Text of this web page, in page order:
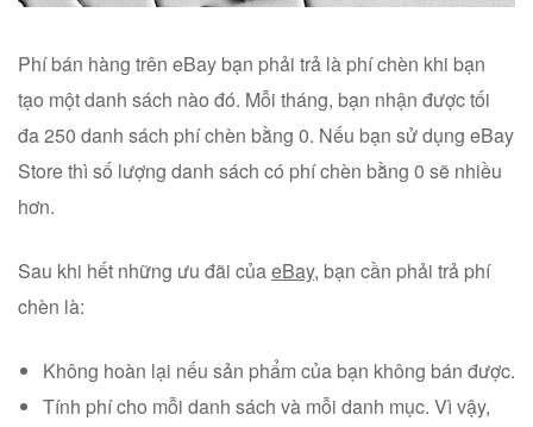
Phí bán hàng trên eBay bạn phải trả là phí chèn khi bạn
tạo một danh sách nào đó. Mỗi tháng, bạn nhận được tối
đa 250 danh sách phí chèn bằng 0. Nếu bạn sử dụng eBay
Store thì số lượng danh sách có phí chèn bằng 0 sẽ nhiều
hơn.
Sau khi hết những ưu đãi củaeBay, bạn cần phải trả phí
chèn là:
Không hoàn lại nếu sản phẩm của bạn không bán được.
Tính phí cho mỗi danh sách và mỗi danh mục. Vì vậy,